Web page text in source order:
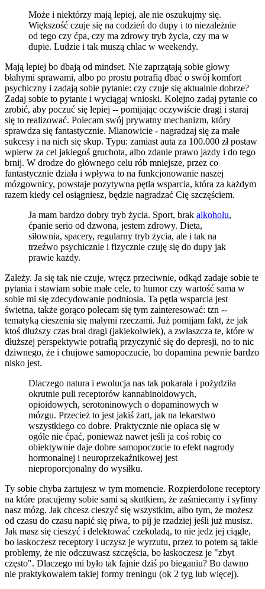
Może i niektórzy mają lepiej, ale nie oszukujmy się.
Większość czuje się na codzień do dupy i to niezależnie
od tego czy ćpa, czy ma zdrowy tryb życia, czy ma w
dupie. Ludzie i tak muszą chlac w weekendy.
Mają lepiej bo dbają od mindset. Nie zaprzątają sobie głowy
błahymi sprawami, albo po prostu potrafią dbać o swój komfort
psychiczny i zadają sobie pytanie: czy czuje się aktualnie dobrze?
Zadaj sobie to pytanie i wyciągaj wnioski. Kolejno zadaj pytanie co
zrobić, aby poczuć się lepiej -- pomijając oczywiście dragi i staraj
się to realizować. Polecam swój prywatny mechanizm, który
sprawdza się fantastycznie. Mianowicie - nagradzaj się za małe
sukcesy i na nich się skup. Typu: zamiast auta za 100.000 zł postaw
wpierw za cel jakiegoś gruchota, albo zdanie prawo jazdy i do tego
brnij. W drodze do głównego celu rób mniejsze, przez co
fantastycznie działa i wpływa to na funkcjonowanie naszej
mózgownicy, powstaje pozytywna pętla wsparcia, która za każdym
razem kiedy cel osiągniesz, będzie nagradzać Cię szczęściem.
Ja mam bardzo dobry tryb życia. Sport, brak alkoholu,
ćpanie serio od dzwona, jestem zdrowy. Dieta,
siłownia, spacery, regularny tryb życia, ale i tak na
trzeźwo psychicznie i fizycznie czuję się do dupy jak
prawie każdy.
Zależy. Ja się tak nie czuje, wręcz przeciwnie, odkąd zadaje sobie te
pytania i stawiam sobie małe cele, to humor czy wartość sama w
sobie mi się zdecydowanie podniosła. Ta pętla wsparcia jest
świetna, także gorąco polecam się tym zainteresować: tzn --
tematyką cieszenia się małymi rzeczami. Już pomijam fakt, że jak
ktoś dłuższy czas brał dragi (jakiekolwiek), a zwłaszcza te, które w
dłuższej perspektywie potrafią przyczynić się do depresji, no to nic
dziwnego, że i chujowe samopoczucie, bo dopamina pewnie bardzo
nisko jest.
Dlaczego natura i ewolucja nas tak pokarała i pożydziła
okrutnie puli receptorów kannabinoidowych,
opioidowych, serotoninowych o dopaminowych w
mózgu. Przecież to jest jakiś żart, jak na lekarstwo
wszystkiego co dobre. Praktycznie nie opłaca się w
ogóle nie ćpać, ponieważ nawet jeśli ja coś robię co
obiektywnie daje dobre samopoczucie to efekt nagrody
hormonalnej i neuroprzekaźnikowej jest
nieproporcjonalny do wysiłku.
Ty sobie chyba żartujesz w tym momencie. Rozpierdolone receptory
na które pracujemy sobie sami są skutkiem, że zaśmiecamy i syfimy
nasz mózg. Jak chcesz cieszyć się wszystkim, albo tym, że możesz
od czasu do czasu napić się piwa, to pij je rzadziej jeśli już musisz.
Jak masz się cieszyć i delektować czekoladą, to nie jedz jej ciągle,
bo łaskoczesz receptory i uczysz je wyrzutu, przez to potem są takie
problemy, że nie odczuwasz szczęścia, bo łaskoczesz je "zbyt
często". Dlaczego mi było tak fajnie dziś po bieganiu? Bo dawno
nie praktykowałem takiej formy treningu (ok 2 tyg lub więcej).